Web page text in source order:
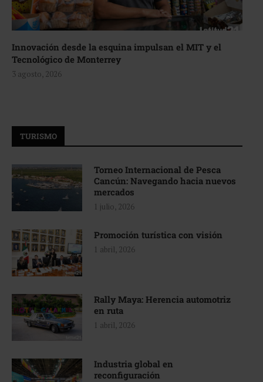
Innovación desde la esquina impulsan el MIT y el
Tecnológico de Monterrey
3 agosto, 2026
TURISMO
Torneo Internacional de Pesca
Cancún: Navegando hacia nuevos
mercados
1 julio, 2026
Promoción turística con visión
1 abril, 2026
Rally Maya: Herencia automotriz
en ruta
1 abril, 2026
Industria global en
reconfiguración